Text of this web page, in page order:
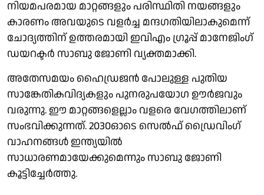
നിയമപരമായ മാറ്റങ്ങളും പരിസ്ഥിതി നയങ്ങളും
കാരണം അവയുടെ വളര്‍ച്ച മന്ദഗതിയിലാകുമെന്ന്
ചോദ്യത്തിന് ഉത്തരമായി ഇവിഎം ഗ്രൂപ്പ് മാനേജിംഗ്
ഡയറക്ടര്‍ സാബു ജോണി വ്യക്തമാക്കി.
അതേസമയം ഹൈഡ്രജന്‍ പോലുള്ള പുതിയ
സാങ്കേതികവിദ്യകളും പുനരുപയോഗ ഊര്‍ജവും
വരുന്നു. ഈ മാറ്റങ്ങളെല്ലാം വളരെ വേഗത്തിലാണ്
സംഭവിക്കുന്നത്. 2030ഓടെ സെല്‍ഫ് ഡ്രൈവിംഗ്
വാഹനങ്ങള്‍ ഇന്ത്യയില്‍
സാധാരണമായേക്കുമെന്നും സാബു ജോണി
കൂട്ടിച്ചേര്‍ത്തു.